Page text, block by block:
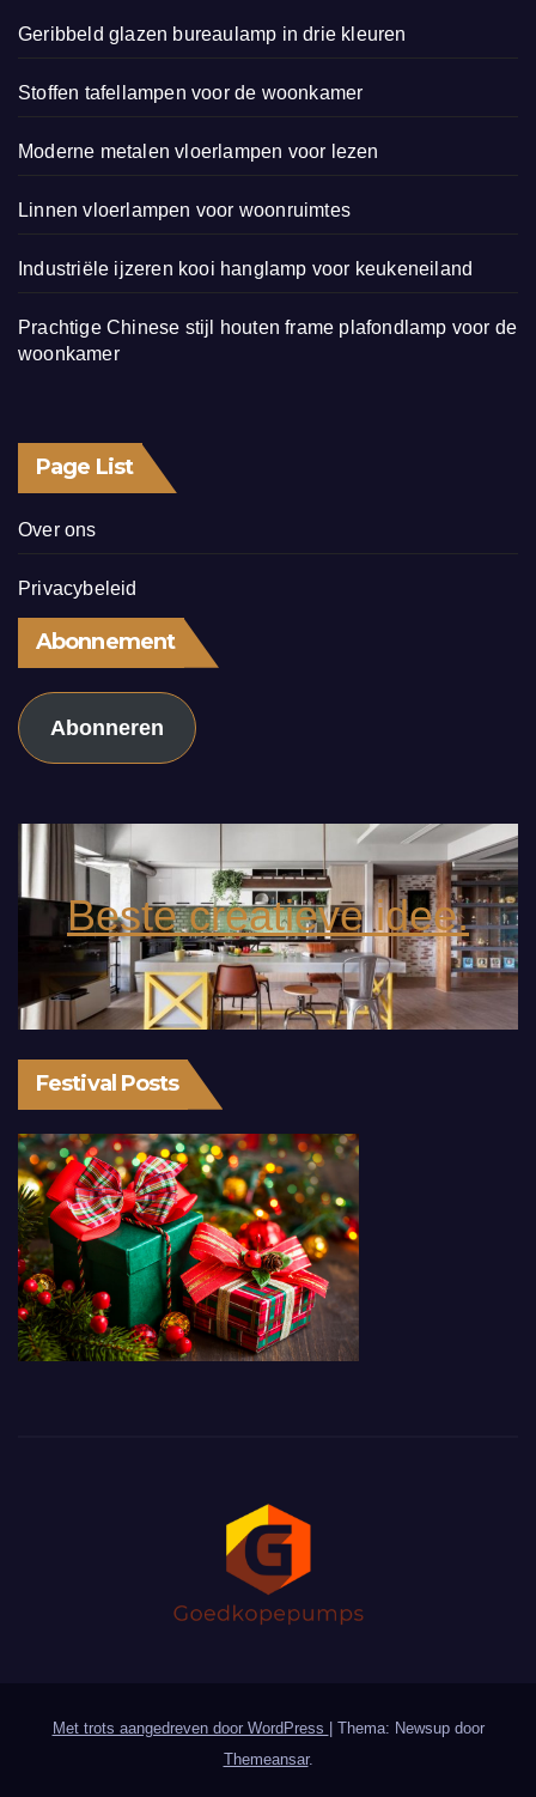
Geribbeld glazen bureaulamp in drie kleuren
Stoffen tafellampen voor de woonkamer
Moderne metalen vloerlampen voor lezen
Linnen vloerlampen voor woonruimtes
Industriële ijzeren kooi hanglamp voor keukeneiland
Prachtige Chinese stijl houten frame plafondlamp voor de
woonkamer
Page List
Over ons
Privacybeleid
Abonnement
Abonneren
Beste creatieve idee.
Festival Posts
Met trots aangedreven door WordPress | Thema: Newsup door
Themeansar.